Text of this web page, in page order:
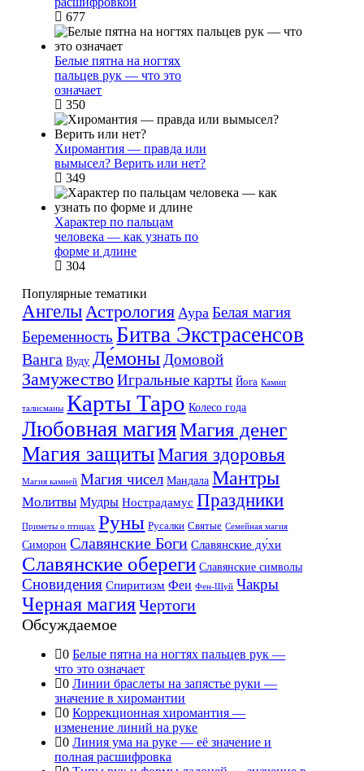
677
Белые пятна на ногтях
пальцев рук — что это
означает
350
Хиромантия — правда или
вымысел? Верить или нет?
349
Характер по пальцам
человека — как узнать по
форме и длине
304
Популярные тематики
АнгелыАстрология Аура Белая магия
Беременность Битва Экстрасенсов
Ванга Вуду Де́моны Домовой
Замужество Игральные карты Йога Камни
талисманы Карты Таро Колесо года
Любовная магияМагия денег
Магия защитыМагия здоровья
Магия камней Магия чисел Мандала Мантры
Молитвы Мудры Нострадамус Праздники
Приметы о птицах Руны Русалки Святые Семейная магия
Симорон Славянские Боги Славянские ду́хи
Славянские обереги Славянские символы
Сновидения Спиритизм Феи Фен-Шуй Чакры
Черная магияЧертоги
Обсуждаемое
0 Белые пятна на ногтях пальцев рук —
что это означает
0 Линии браслеты на запястье руки —
значение в хиромантии
0 Коррекционная хиромантия —
изменение линий на руке
0 Линия ума на руке — её значение и
полная расшифровка